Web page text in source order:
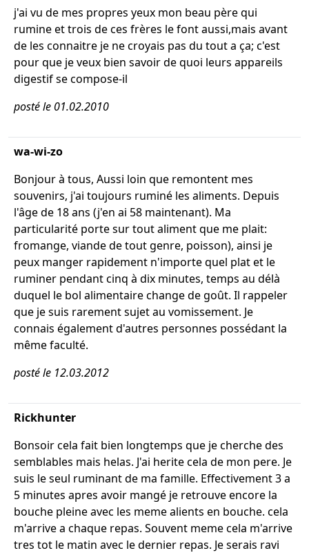
j'ai vu de mes propres yeux mon beau père qui
rumine et trois de ces frères le font aussi,mais avant
de les connaitre je ne croyais pas du tout a ça; c'est
pour que je veux bien savoir de quoi leurs appareils
digestif se compose-il
posté le 01.02.2010
wa-wi-zo
Bonjour à tous, Aussi loin que remontent mes
souvenirs, j'ai toujours ruminé les aliments. Depuis
l'âge de 18 ans (j'en ai 58 maintenant). Ma
particularité porte sur tout aliment que me plait:
fromange, viande de tout genre, poisson), ainsi je
peux manger rapidement n'importe quel plat et le
ruminer pendant cinq à dix minutes, temps au délà
duquel le bol alimentaire change de goût. Il rappeler
que je suis rarement sujet au vomissement. Je
connais également d'autres personnes possédant la
même faculté.
posté le 12.03.2012
Rickhunter
Bonsoir cela fait bien longtemps que je cherche des
semblables mais helas. J'ai herite cela de mon pere. Je
suis le seul ruminant de ma famille. Effectivement 3 a
5 minutes apres avoir mangé je retrouve encore la
bouche pleine avec les meme alients en bouche. cela
m'arrive a chaque repas. Souvent meme cela m'arrive
tres tot le matin avec le dernier repas. Je serais ravi